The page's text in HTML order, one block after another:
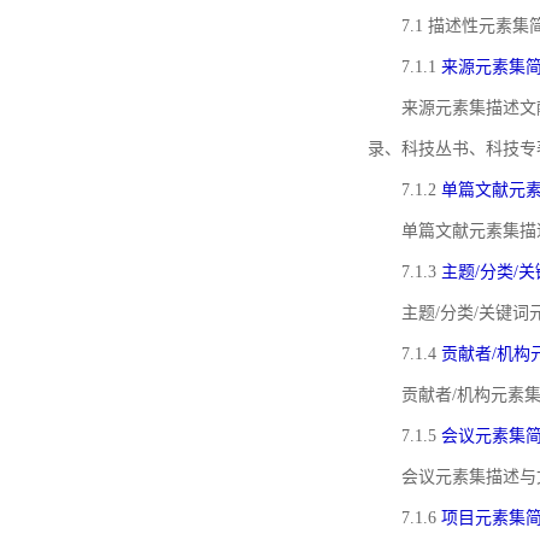
7.1 描述性元素集
7.1.1 来源元素集
来源元素集描述
录、科技丛书、科技
7.1.2 单篇文献元
单篇文献元素集
7.1.3 主题/分类/
主题/分类/关键词
7.1.4 贡献者/机构
贡献者/机构元素
7.1.5 会议元素集
会议元素集描述
7.1.6 项目元素集